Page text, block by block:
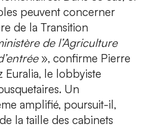
peuvent concerner
de la Transition
de l’Agriculture
», confirme Pierre
Euralia, le lobbyiste
Un
amplifié, poursuit-il,
la taille des cabinets